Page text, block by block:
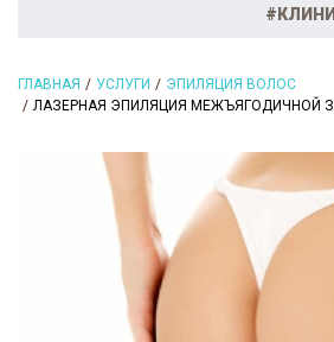
ГЛАВНАЯ УСЛУГИ
ЭПИЛЯЦИЯ ВОЛОС
ЛАЗЕРНАЯ ЭПИЛЯЦИЯ МЕЖЪЯГОДИЧНОЙ